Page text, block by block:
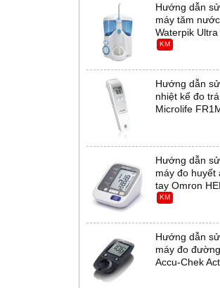
Hướng dẫn
máy tăm nước
Waterpik
KM
Hướng dẫn
nhiệt kế đo
Microlife
Hướng dẫn
máy đo huyết
tay Omron
KM
Hướng dẫn
máy đo
Accu-Chek